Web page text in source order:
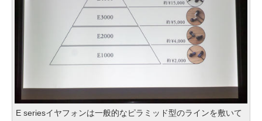
E seriesイヤフォンは一般的なピラミッド型のラインを敷いて